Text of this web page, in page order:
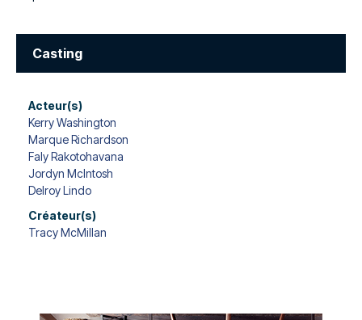
Casting
Acteur(s)
Kerry Washington
Marque Richardson
Faly Rakotohavana
Jordyn McIntosh
Delroy Lindo
Créateur(s)
Tracy McMillan